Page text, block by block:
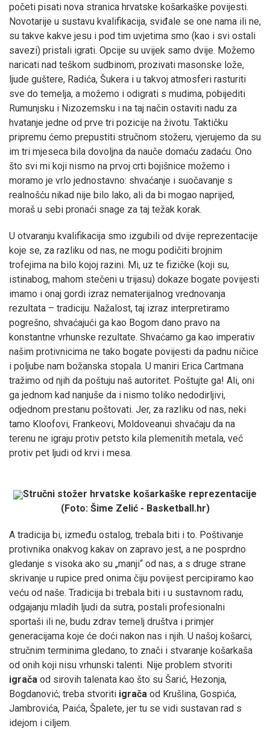
početi pisati nova stranica hrvatske košarkaške povijesti.
Novotarije u sustavu kvalifikacija, sviđale se one nama ili ne,
su takve kakve jesu i pod tim uvjetima smo (kao i svi ostali
savezi) pristali igrati. Opcije su uvijek samo dvije. Možemo
naricati nad teškom sudbinom, prozivati masonske lože,
ljude guštere, Radića, Šukera i u takvoj atmosferi rasturiti
sve do temelja, a možemo i odigrati s mudima, pobijediti
Rumunjsku i Nizozemsku i na taj način ostaviti nadu za
hvatanje jedne od prve tri pozicije na životu. Taktičku
pripremu ćemo prepustiti stručnom stožeru, vjerujemo da su
im tri mjeseca bila dovoljna da nauče domaću zadaću. Ono
što svi mi koji nismo na prvoj crti bojišnice možemo i
moramo je vrlo jednostavno: shvaćanje i suočavanje s
realnošću nikad nije bilo lako, ali da bi mogao naprijed,
moraš u sebi pronaći snage za taj težak korak.
U otvaranju kvalifikacija smo izgubili od dvije reprezentacije
koje se, za razliku od nas, ne mogu podičiti brojnim
trofejima na bilo kojoj razini. Mi, uz te fizičke (koji su,
istinabog, mahom stečeni u trijasu) dokaze bogate povijesti
imamo i onaj gordi izraz nematerijalnog vrednovanja
rezultata – tradiciju. Nažalost, taj izraz interpretiramo
pogrešno, shvaćajući ga kao Bogom dano pravo na
konstantne vrhunske rezultate. Shvaćamo ga kao imperativ
našim protivnicima ne tako bogate povijesti da padnu ničice
i poljube nam božanska stopala. U maniri Erica Cartmana
tražimo od njih da poštuju naš autoritet. Poštujte ga! Ali, oni
ga jednom kad nanjuše da i nismo toliko nedodirljivi,
odjednom prestanu poštovati. Jer, za razliku od nas, neki
tamo Kloofovi, Frankeovi, Moldoveanui shvaćaju da na
terenu ne igraju protiv petsto kila plemenitih metala, već
protiv pet ljudi od krvi i mesa.
Stručni stožer hrvatske košarkaške reprezentacije
(Foto: Šime Zelić - Basketball.hr)
A tradicija bi, između ostalog, trebala biti i to. Poštivanje
protivnika onakvog kakav on zapravo jest, a ne posprdno
gledanje s visoka ako su „manji“ od nas, a s druge strane
skrivanje u rupice pred onima čiju povijest percipiramo kao
veću od naše. Tradicija bi trebala biti i u sustavnom radu,
odgajanju mladih ljudi da sutra, postali profesionalni
sportaši ili ne, budu zdrav temelj društva i primjer
generacijama koje će doći nakon nas i njih. U našoj košarci,
stručnim terminima gledano, to znači i stvaranje košarkaša
od onih koji nisu vrhunski talenti. Nije problem stvoriti
igrača od sirovih talenata kao što su Šarić, Hezonja,
Bogdanović; treba stvoriti igrača od Krušlina, Gospića,
Jambrovića, Paića, Špalete, jer tu se vidi sustavan rad s
idejom i ciljem.